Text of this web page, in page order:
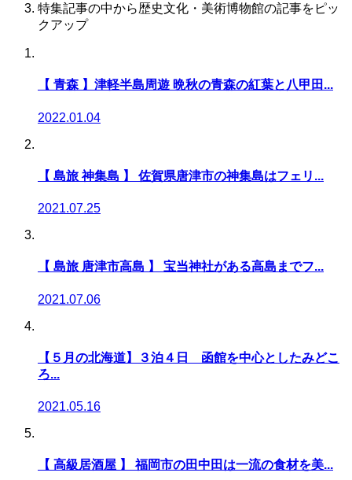
特集記事の中から歴史文化・美術博物館の記事をピッ
クアップ
【 青森 】津軽半島周遊 晩秋の青森の紅葉と八甲田...
2022.01.04
【 島旅 神集島 】 佐賀県唐津市の神集島はフェリ...
2021.07.25
【 島旅 唐津市高島 】 宝当神社がある高島までフ...
2021.07.06
【５月の北海道】３泊４日 函館を中心としたみどこ
ろ...
2021.05.16
【 高級居酒屋 】 福岡市の田中田は一流の食材を美...